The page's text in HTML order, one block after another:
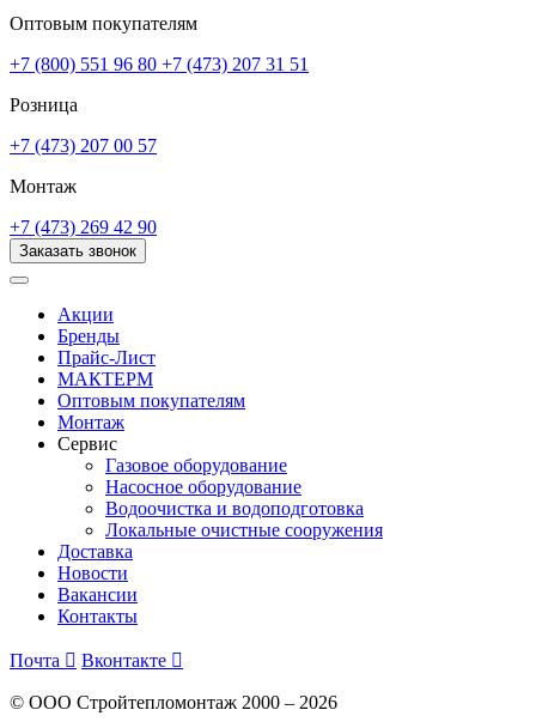
Оптовым покупателям
+7 (800) 551 96 80 +7 (473) 207 31 51
Розница
+7 (473) 207 00 57
Монтаж
+7 (473) 269 42 90
Заказать звонок
Акции
Бренды
Прайс-Лист
МАКТЕРМ
Оптовым покупателям
Монтаж
Сервис
Газовое оборудование
Насосное оборудование
Водоочистка и водоподготовка
Локальные очистные сооружения
Доставка
Новости
Вакансии
Контакты
Почта  Вконтакте 
© ООО Стройтепломонтаж 2000 – 2026